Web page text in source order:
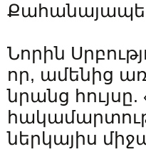
Նորին
որ, ամենից
նրանց
ներկայիս